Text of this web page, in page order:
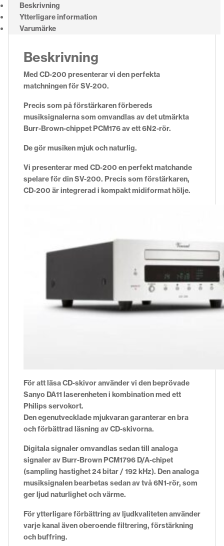
Beskrivning
Ytterligare information
Varumärke
Beskrivning
Med CD-200 presenterar vi den perfekta
matchningen för SV-200.
Precis som på förstärkaren förbereds
musiksignalerna som omvandlas av det utmärkta
Burr-Brown-chippet PCM176 av ett 6N2-rör.
De gör musiken mjuk och naturlig.
Vi presenterar med CD-200 en perfekt matchande
spelare för din SV-200. Precis som förstärkaren,
CD-200 är integrerad i kompakt midiformat hölje.
För att läsa CD-skivor använder vi den beprövade
Sanyo DA11 laserenheten i kombination med ett
Philips servokort.
Den egenutvecklade mjukvaran garanterar en bra
och förbättrad läsning av CD-skivorna.
Digitala signaler omvandlas sedan till analoga
signaler av Burr-Brown PCM1796 D/A-chipet
(sampling hastighet 24 bitar / 192 kHz). Den analoga
musiksignalen bearbetas sedan av två 6N1-rör, som
ger ljud naturlighet och värme.
För ytterligare förbättring av ljudkvaliteten använder
varje kanal även oberoende filtrering, förstärkning
och buffring.